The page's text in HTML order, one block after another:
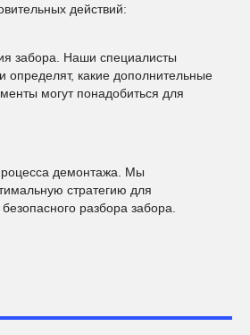
действий:
забора. Наши специалисты
определят, какие дополнительные
могут понадобиться для
демонтажа. Мы
стратегию для
разбора забора.